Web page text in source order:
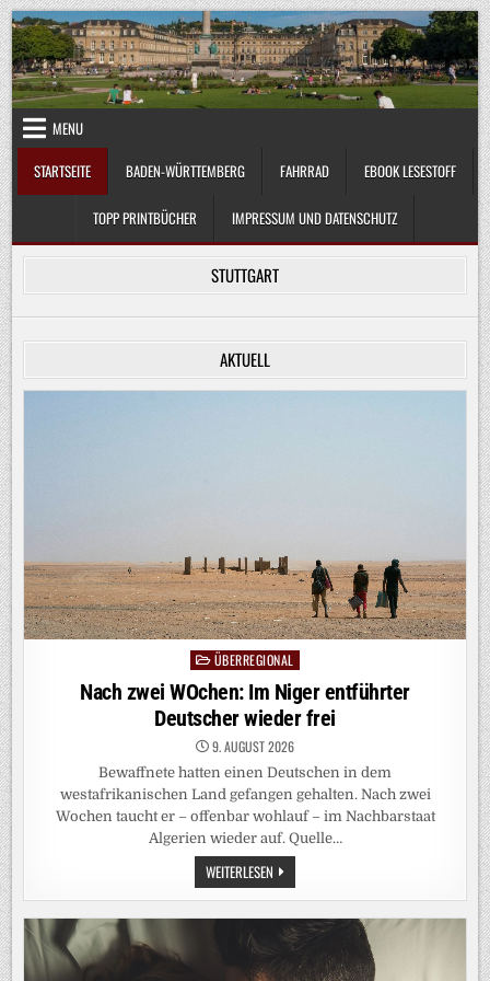
Skip
to
content
MENU
STARTSEITE
BADEN-WÜRTTEMBERG FAHRRAD EBOOK LESESTOFF
TOPP PRINTBÜCHER IMPRESSUM UND DATENSCHUTZ
STUTTGART
AKTUELL
Posted
in
ÜBERREGIONAL
Nach zwei WOchen: Im Niger entführter
Deutscher wieder frei
9. AUGUST 2026
Bewaffnete hatten einen Deutschen in dem
westafrikanischen Land gefangen gehalten. Nach zwei
Wochen taucht er – offenbar wohlauf – im Nachbarstaat
Algerien wieder auf. Quelle…
WEITERLESEN NACH
ZWEI
WOCHEN:
IM
NIGER
ENTFÜHRTER
DEUTSCHER
WIEDER